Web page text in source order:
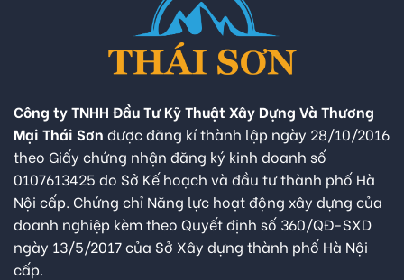
Công ty TNHH Đầu Tư Kỹ Thuật Xây Dựng Và Thương
Mại Thái Sơn được đăng kí thành lập ngày 28/10/2016
theo Giấy chứng nhận đăng ký kinh doanh số
0107613425 do Sở Kế hoạch và đầu tư thành phố Hà
Nội cấp. Chứng chỉ Năng lực hoạt động xây dựng của
doanh nghiệp kèm theo Quyết định số 360/QĐ-SXD
ngày 13/5/2017 của Sở Xây dựng thành phố Hà Nội
cấp.